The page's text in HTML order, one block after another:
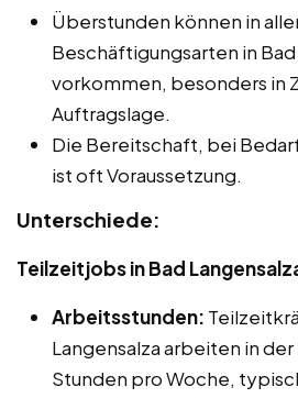
Überstunden können in
Beschäftigungsarten in Bad
vorkommen, besonders in
Auftragslage.
Die Bereitschaft, bei
ist oft Voraussetzung.
Unterschiede:
Teilzeitjobs in Bad
Arbeitsstunden:
Langensalza arbeiten in
Stunden pro Woche,